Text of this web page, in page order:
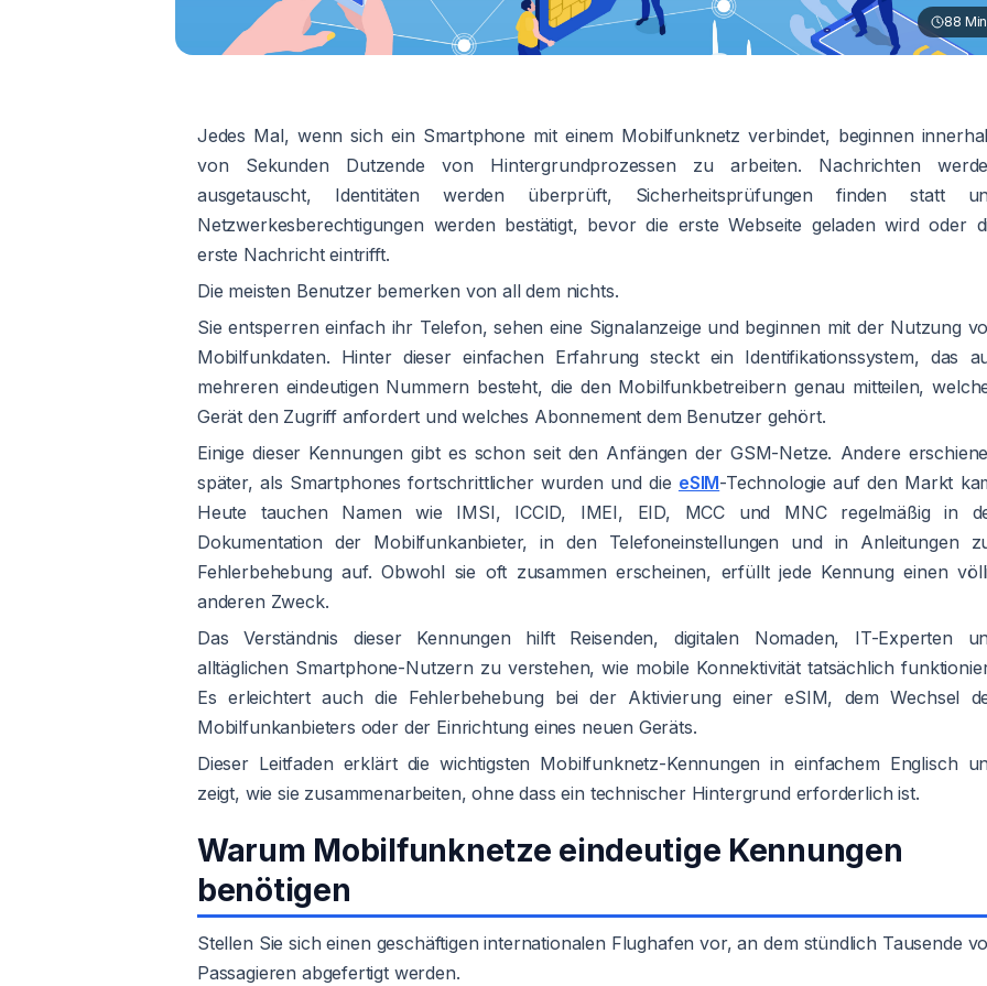
88
Jedes Mal, wenn sich ein Smartphone mit einem Mobilfunknetz verbindet, beginnen
von Sekunden Dutzende von Hintergrundprozessen zu arbeiten. Nachrichten
ausgetauscht, Identitäten werden überprüft, Sicherheitsprüfungen finden statt
Netzwerkesberechtigungen werden bestätigt, bevor die erste Webseite geladen wird oder
erste Nachricht eintrifft.
Die meisten Benutzer bemerken von all dem nichts.
Sie entsperren einfach ihr Telefon, sehen eine Signalanzeige und beginnen mit der Nutzung
Mobilfunkdaten. Hinter dieser einfachen Erfahrung steckt ein Identifikationssystem, das
mehreren eindeutigen Nummern besteht, die den Mobilfunkbetreibern genau mitteilen,
Gerät den Zugriff anfordert und welches Abonnement dem Benutzer gehört.
Einige dieser Kennungen gibt es schon seit den Anfängen der GSM-Netze. Andere
später, als Smartphones fortschrittlicher wurden und die eSIM-Technologie auf den Markt
Heute tauchen Namen wie IMSI, ICCID, IMEI, EID, MCC und MNC regelmäßig in
Dokumentation der Mobilfunkanbieter, in den Telefoneinstellungen und in Anleitungen
Fehlerbehebung auf. Obwohl sie oft zusammen erscheinen, erfüllt jede Kennung einen
anderen Zweck.
Das Verständnis dieser Kennungen hilft Reisenden, digitalen Nomaden, IT-Experten
alltäglichen Smartphone-Nutzern zu verstehen, wie mobile Konnektivität tatsächlich
Es erleichtert auch die Fehlerbehebung bei der Aktivierung einer eSIM, dem Wechsel
Mobilfunkanbieters oder der Einrichtung eines neuen Geräts.
Dieser Leitfaden erklärt die wichtigsten Mobilfunknetz-Kennungen in einfachem Englisch
zeigt, wie sie zusammenarbeiten, ohne dass ein technischer Hintergrund erforderlich ist.
Warum Mobilfunknetze eindeutige Kennungen
benötigen
Stellen Sie sich einen geschäftigen internationalen Flughafen vor, an dem stündlich Tausende
Passagieren abgefertigt werden.